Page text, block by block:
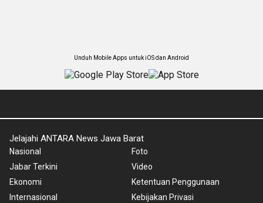
Unduh Mobile Apps untuk iOS dan Android
Jelajahi ANTARA News Jawa Barat
Nasional
Jabar Terkini
Ekonomi
Internasional
Foto
Video
Ketentuan Penggunaan
Kebijakan Privasi